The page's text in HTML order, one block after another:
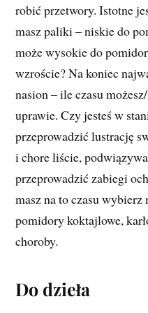
robić przetwory. Istotne
masz paliki – niskie do
może wysokie do
wzroście? Na koniec
nasion – ile czasu
uprawie. Czy jesteś w
przeprowadzić lustrację
i chore liście,
przeprowadzić zabiegi
masz na to czasu wybierz
pomidory koktajlowe,
choroby.
Do dzieła